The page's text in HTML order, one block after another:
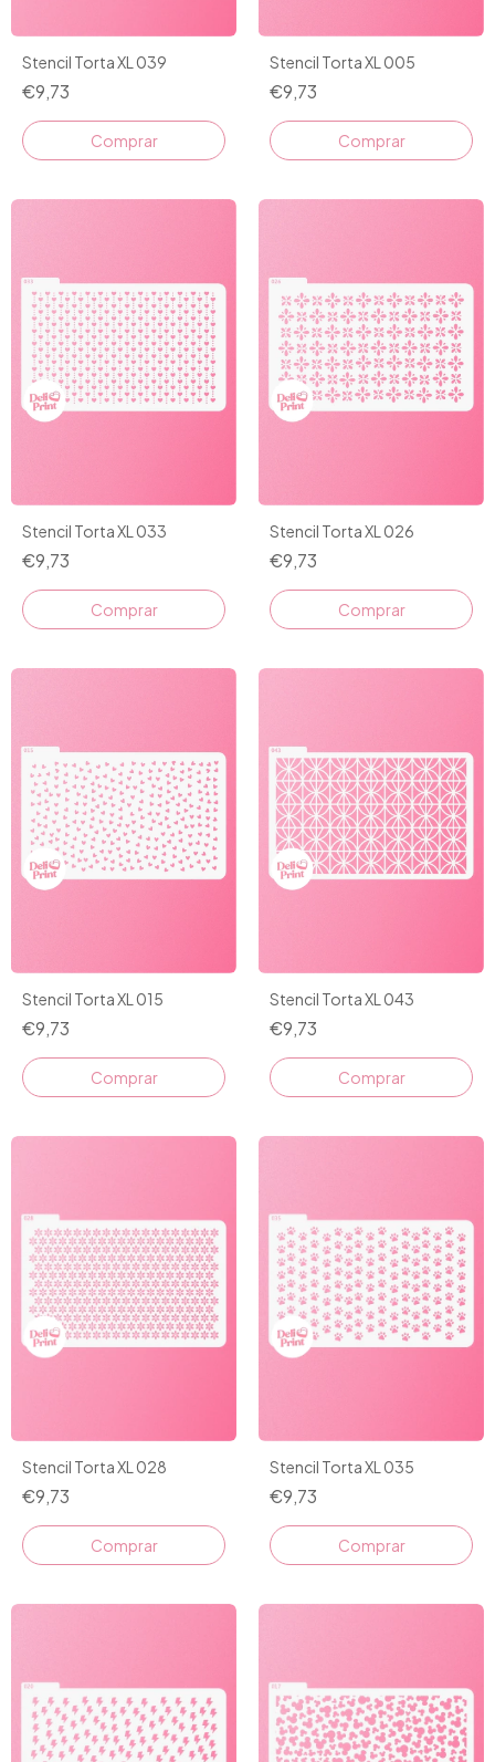
Stencil Torta XL 039
€9,73
Stencil Torta XL 005
€9,73
Stencil Torta XL 033
€9,73
Stencil Torta XL 026
€9,73
Stencil Torta XL 015
€9,73
Stencil Torta XL 043
€9,73
Stencil Torta XL 028
€9,73
Stencil Torta XL 035
€9,73